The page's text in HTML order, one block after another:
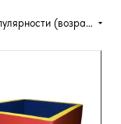
По популярности (возрастание)